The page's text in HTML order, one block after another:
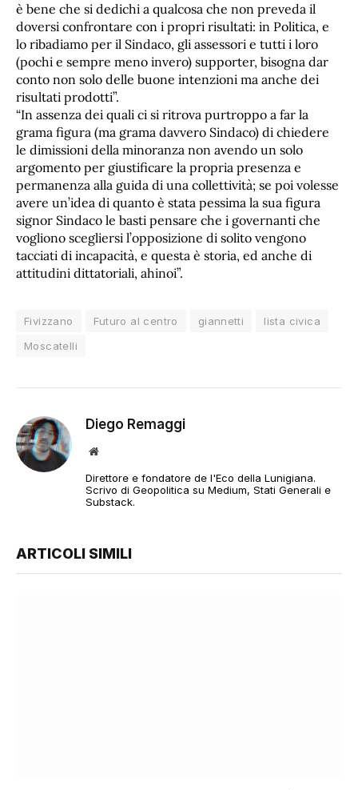
è bene che si dedichi a qualcosa che non preveda il
doversi confrontare con i propri risultati: in Politica, e
lo ribadiamo per il Sindaco, gli assessori e tutti i loro
(pochi e sempre meno invero) supporter, bisogna dar
conto non solo delle buone intenzioni ma anche dei
risultati prodotti”.
“In assenza dei quali ci si ritrova purtroppo a far la
grama figura (ma grama davvero Sindaco) di chiedere
le dimissioni della minoranza non avendo un solo
argomento per giustificare la propria presenza e
permanenza alla guida di una collettività; se poi volesse
avere un’idea di quanto è stata pessima la sua figura
signor Sindaco le basti pensare che i governanti che
vogliono scegliersi l’opposizione di solito vengono
tacciati di incapacità, e questa è storia, ed anche di
attitudini dittatoriali, ahinoi”.
Fivizzano Futuro al centro giannetti
lista civica
Moscatelli
Diego Remaggi
Sito
Direttore e fondatore de l'Eco della Lunigiana.
Scrivo di Geopolitica su Medium, Stati Generali e
Substack.
ARTICOLI SIMILI